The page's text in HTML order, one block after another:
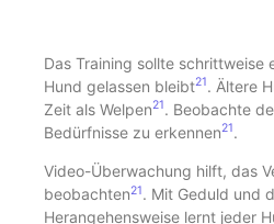
Das Training sollte schrittweise
Hund gelassen bleibt21. Ältere
Zeit als Welpen21. Beobachte
Bedürfnisse zu erkennen21.
Video-Überwachung hilft, das
beobachten21. Mit Geduld und
Herangehensweise lernt jeder